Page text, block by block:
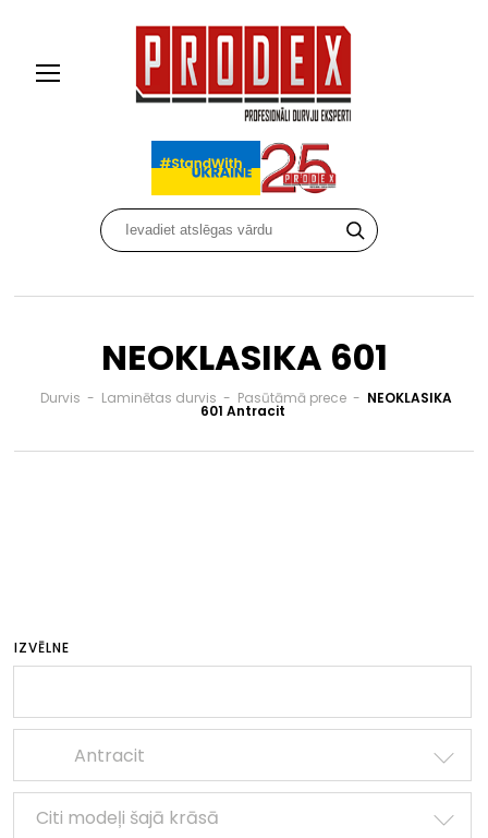
NEOKLASIKA 601
Durvis - Laminētas durvis - Pasūtāmā prece - NEOKLASIKA
601 Antracit
IZVĒLNE
Antracit
Citi modeļi šajā krāsā